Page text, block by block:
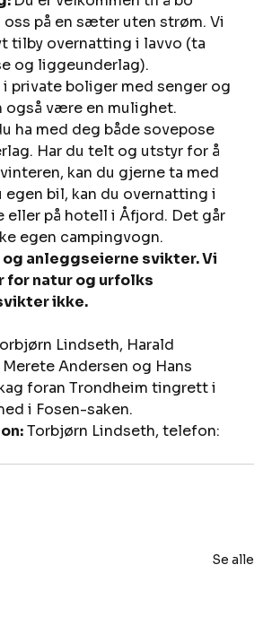
oss på en sæter uten strøm. Vi
tilby overnatting i lavvo (ta
og liggeunderlag).
private boliger med senger og
også være en mulighet.
ha med deg både sovepose
Har du telt og utstyr for å
kan du gjerne ta med
egen bil, kan du overnatting i
eller på hotell i Åfjord. Det går
egen campingvogn.
anleggseierne svikter. Vi
for natur og urfolks
ikke.
Lindseth, Harald
Andersen og Hans
foran Trondheim tingrett i
i Fosen-saken.
Torbjørn Lindseth, telefon:
Se alle